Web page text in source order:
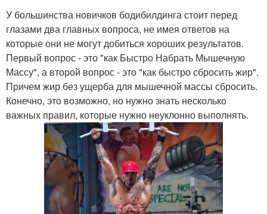
У большинства новичков бодибилдинга стоит перед
глазами два главных вопроса, не имея ответов на
которые они не могут добиться хороших результатов.
Первый вопрос - это "как Быстро Набрать Мышечную
Массу", а второй вопрос - это "как быстро сбросить жир".
Причем жир без ущерба для мышечной массы сбросить.
Конечно, это возможно, но нужно знать несколько
важных правил, которые нужно неуклонно выполнять.